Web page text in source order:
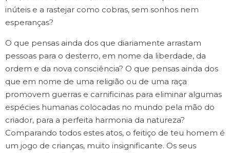
inúteis e a rastejar como cobras, sem sonhos nem
esperanças?
O que pensas ainda dos que diariamente arrastam
pessoas para o desterro, em nome da liberdade, da
ordem e da nova consciência? O que pensas ainda dos
que em nome de uma religião ou de uma raça
promovem guerras e carnificinas para eliminar algumas
espécies humanas colocadas no mundo pela mão do
criador, para a perfeita harmonia da natureza?
Comparando todos estes atos, o feitiço de teu homem é
um jogo de crianças, muito insignificante. Os seus